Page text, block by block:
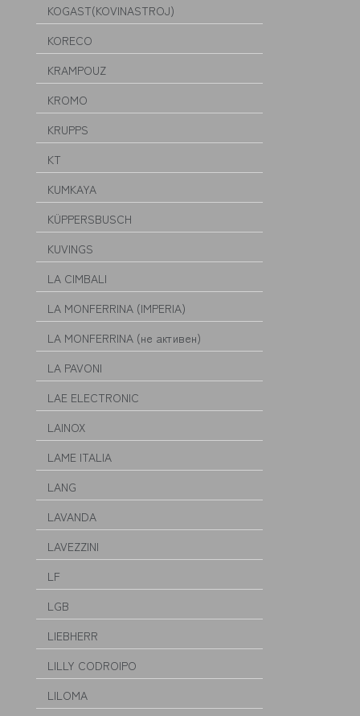
KOGAST(KOVINASTROJ)
KORECO
KRAMPOUZ
KROMO
KRUPPS
KT
KUMKAYA
KÜPPERSBUSCH
KUVINGS
LA CIMBALI
LA MONFERRINA (IMPERIA)
LA MONFERRINA (не активен)
LA PAVONI
LAE ELECTRONIC
LAINOX
LAME ITALIA
LANG
LAVANDA
LAVEZZINI
LF
LGB
LIEBHERR
LILLY CODROIPO
LILOMA